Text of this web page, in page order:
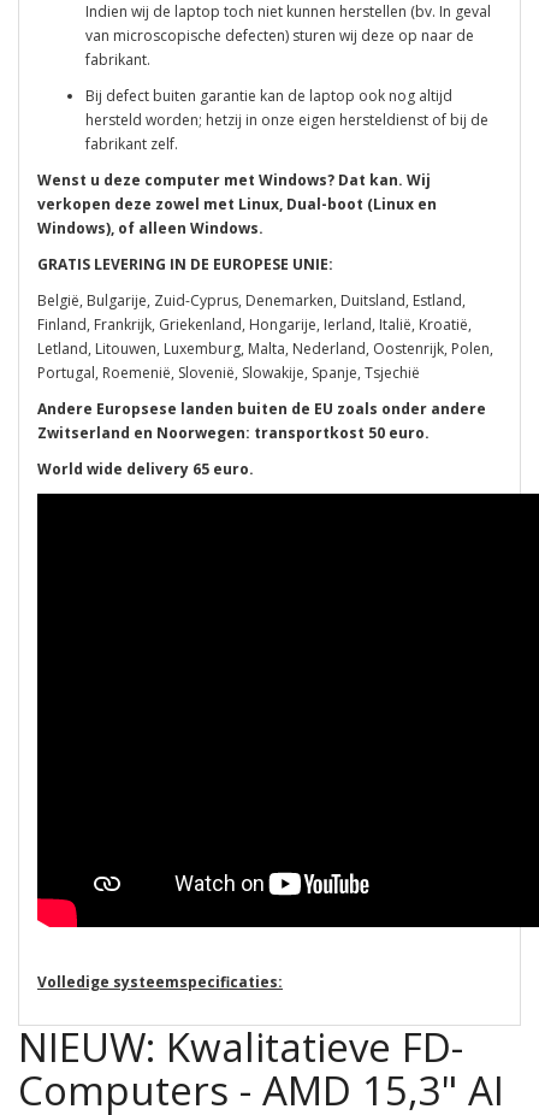
Indien wij de laptop toch niet kunnen herstellen (bv. In geval
van microscopische defecten) sturen wij deze op naar de
fabrikant.
Bij defect buiten garantie kan de laptop ook nog altijd
hersteld worden; hetzij in onze eigen hersteldienst of bij de
fabrikant zelf.
Wenst u deze computer met Windows? Dat kan. Wij
verkopen deze zowel met Linux, Dual-boot (Linux en
Windows), of alleen Windows.
GRATIS LEVERING IN DE EUROPESE UNIE:
België, Bulgarije, Zuid-Cyprus, Denemarken, Duitsland, Estland,
Finland, Frankrijk, Griekenland, Hongarije, Ierland, Italië, Kroatië,
Letland, Litouwen, Luxemburg, Malta, Nederland, Oostenrijk, Polen,
Portugal, Roemenië, Slovenië, Slowakije, Spanje, Tsjechië
Andere Europsese landen buiten de EU zoals onder andere
Zwitserland en Noorwegen: transportkost 50 euro.
World wide delivery 65 euro.
Volledige systeemspecificaties:
NIEUW: Kwalitatieve FD-
Computers - AMD 15,3" AI